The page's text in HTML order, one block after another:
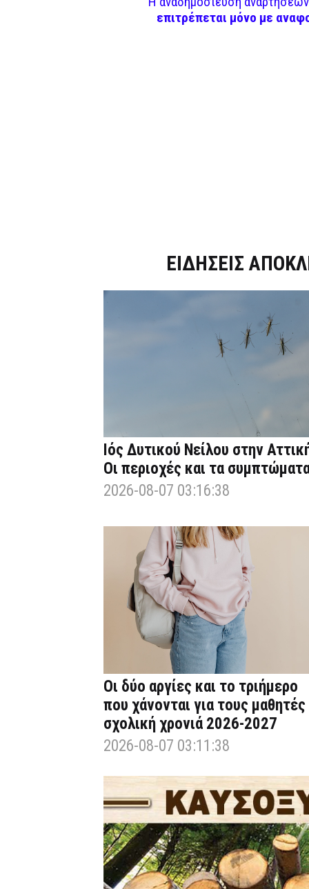
επιτρέπεται μόνο με
ΕΙΔΗΣΕΙΣ
Ιός Δυτικού Νείλου στην
Οι περιοχές και τα
2026-08-07 03:16:38
Οι δύο αργίες και το τριήμερο
που χάνονται για τους μαθητές
σχολική χρονιά 2026-2027
2026-08-07 03:11:38